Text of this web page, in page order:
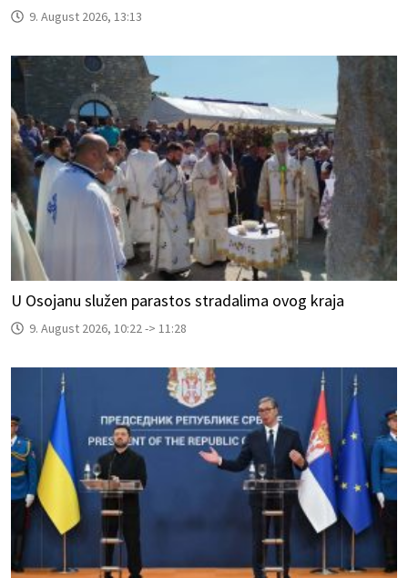
9. August 2026, 13:13
U Osojanu služen parastos stradalima ovog kraja
9. August 2026, 10:22 -> 11:28